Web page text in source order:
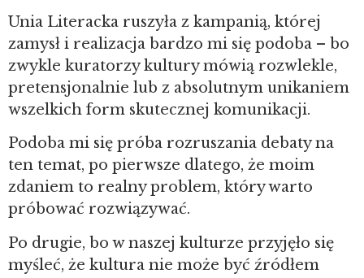
Unia Literacka ruszyła z kampanią, której
zamysł i realizacja bardzo mi się podoba – bo
zwykle kuratorzy kultury mówią rozwlekle,
pretensjonalnie lub z absolutnym unikaniem
wszelkich form skutecznej komunikacji.
Podoba mi się próba rozruszania debaty na
ten temat, po pierwsze dlatego, że moim
zdaniem to realny problem, który warto
próbować rozwiązywać.
Po drugie, bo w naszej kulturze przyjęło się
myśleć, że kultura nie może być źródłem